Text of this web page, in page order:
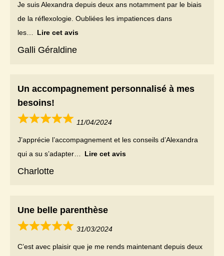
ALEXANDRA FERON, NATUROPATHE & DIÉTÉTIQUE *
Je suis Alexandra depuis deux ans notamment par le biais
de la réflexologie. Oubliées les impatiences dans
les
Lire cet avis
Galli Géraldine
Un accompagnement personnalisé à mes
besoins!
11/04/2024
J’apprécie l’accompagnement et les conseils d’Alexandra
qui a su s’adapter
Lire cet avis
Charlotte
Une belle parenthèse
31/03/2024
C’est avec plaisir que je me rends maintenant depuis deux